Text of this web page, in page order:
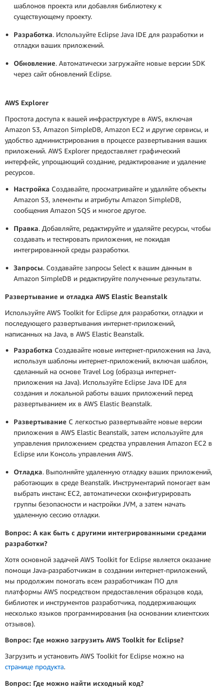
шаблонов проекта или добавляя библиотеку к
существующему проекту.
Разработка. Используйте Eclipse Java IDE для разработки и
отладки ваших приложений.
Обновление. Автоматически загружайте новые версии SDK
через сайт обновлений Eclipse.
AWS Explorer
Простота доступа к вашей инфраструктуре в AWS, включая
Amazon S3, Amazon SimpleDB, Amazon EC2 и другие сервисы, и
удобство администрирования в процессе развертывания ваших
приложений. AWS Explorer предоставляет графический
интерфейс, упрощающий создание, редактирование и удаление
ресурсов.
Настройка Создавайте, просматривайте и удаляйте объекты
Amazon S3, элементы и атрибуты Amazon SimpleDB,
сообщения Amazon SQS и многое другое.
Правка. Добавляйте, редактируйте и удаляйте ресурсы, чтобы
создавать и тестировать приложения, не покидая
интегрированной среды разработки.
Запросы. Создавайте запросы Select к вашим данным в
Amazon SimpleDB и редактируйте полученные результаты.
Развертывание и отладка AWS Elastic Beanstalk
Используйте AWS Toolkit for Eclipse для разработки, отладки и
последующего развертывания интернет-приложений,
написанных на Java, в AWS Elastic Beanstalk.
Разработка Создавайте новые интернет-приложения на Java,
используя шаблоны интернет-приложений, включая шаблон,
сделанный на основе Travel Log (образца интернет-
приложения на Java). Используйте Eclipse Java IDE для
создания и локальной работы ваших приложений перед
развертыванием их в AWS Elastic Beanstalk.
Развертывание С легкостью развертывайте новые версии
приложения в AWS Elastic Beanstalk, затем используйте для
управления приложением средства управления Amazon EC2 в
Eclipse или Консоль управления AWS.
Отладка. Выполняйте удаленную отладку ваших приложений,
работающих в среде Beanstalk. Инструментарий помогает вам
выбрать инстанс EC2, автоматически сконфигурировать
группы безопасности и настройки JVM, а затем начать
удаленную сессию отладки.
Вопрос: А как быть с другими интегрированными средами
разработки?
Хотя основной задачей AWS Toolkit for Eclipse является оказание
помощи Java-разработчикам в создании интернет-приложений,
мы продолжим помогать всем разработчикам ПО для
платформы AWS посредством предоставления образцов кода,
библиотек и инструментов разработчика, поддерживающих
несколько языков программирования (на основании клиентских
отзывов).
Вопрос: Где можно загрузить AWS Toolkit for Eclipse?
Загрузить и установить AWS Toolkit for Eclipse можно на
странице продукта.
Вопрос: Где можно найти исходный код?